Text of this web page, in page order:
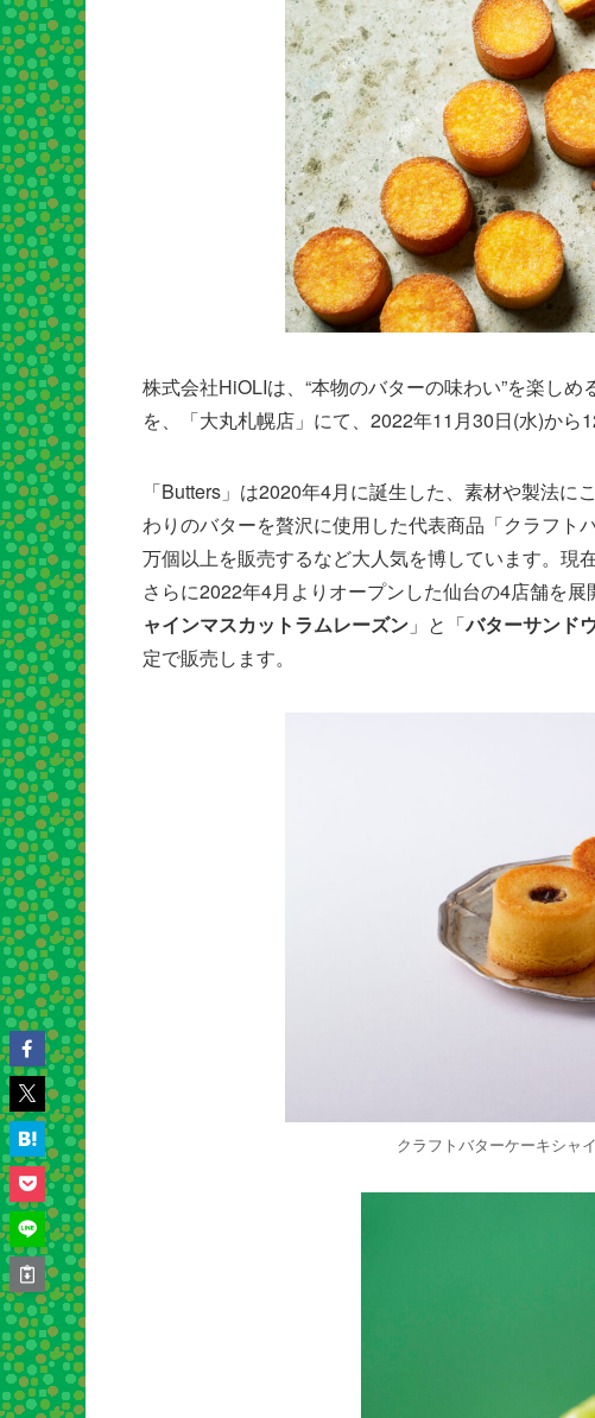
株式会社HiOLIは、“本物のバターの味わい”を楽し
を、「大丸札幌店」にて、2022年11月30日(水)から
「Butters」は2020年4月に誕生した、素材や製法
わりのバターを贅沢に使用した代表商品「クラフト
万個以上を販売するなど大人気を博しています。現
さらに2022年4月よりオープンした仙台の4店舗を
ャインマスカットラムレーズン 」と「バターサンド
定で販売します。
クラフトバターケーキシャ